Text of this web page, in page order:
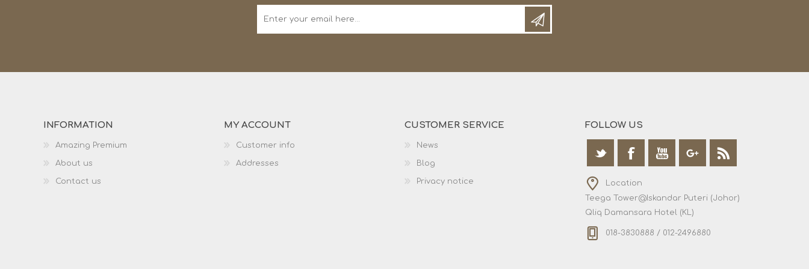
INFORMATION
Amazing Premium
About us
Contact us
MY ACCOUNT
Customer info
Addresses
CUSTOMER SERVICE
News
Blog
Privacy notice
FOLLOW US
Location
Teega Tower@Iskandar Puteri (Johor)
Qliq Damansara Hotel (KL)
018-3830888 / 012-2496880